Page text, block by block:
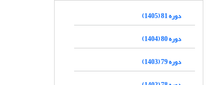
دوره 81 (1405)
دوره 80 (1404)
دوره 79 (1403)